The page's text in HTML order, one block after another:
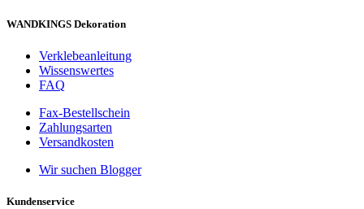
WANDKINGS Dekoration
Verklebeanleitung
Wissenswertes
FAQ
Fax-Bestellschein
Zahlungsarten
Versandkosten
Wir suchen Blogger
Kundenservice